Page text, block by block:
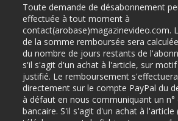
Toute demande de désabonnement
effectuée à tout moment à
contact(arobase)magazinevideo.com.
de la somme remboursée sera
du nombre de jours restants de
s'il s'agit d'un achat à l'article, sur
justifié. Le remboursement s'effectuera
directement sur le compte PayPal du
à défaut en nous communiquant un
bancaire. S'il s'agit d'un achat à l'article